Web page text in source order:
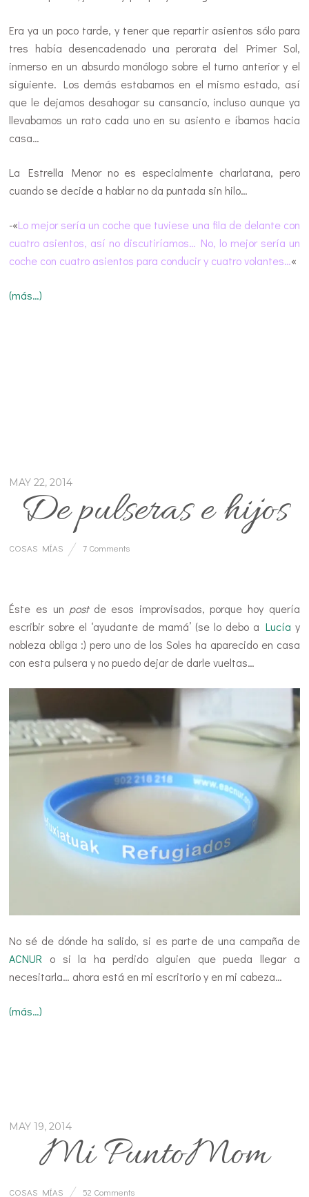
Era ya un poco tarde, y tener que repartir asientos sólo para
tres había desencadenado una perorata del Primer Sol,
inmerso en un absurdo monólogo sobre el turno anterior y el
siguiente. Los demás estabamos en el mismo estado, así
que le dejamos desahogar su cansancio, incluso aunque ya
llevabamos un rato cada uno en su asiento e íbamos hacia
casa…
La Estrella Menor no es especialmente charlatana, pero
cuando se decide a hablar no da puntada sin hilo…
-«Lo mejor sería un coche que tuviese una fila de delante con
cuatro asientos, así no discutiríamos… No, lo mejor sería un
coche con cuatro asientos para conducir y cuatro volantes…«
(más…)
MAY 22, 2014
De pulseras e hijos
COSAS MÍAS 7 Comments
Éste es un postde esos improvisados, porque hoy quería
escribir sobre el ‘ayudante de mamá’ (se lo debo a Lucía y
nobleza obliga :) pero uno de los Soles ha aparecido en casa
con esta pulsera y no puedo dejar de darle vueltas…
No sé de dónde ha salido, si es parte de una campaña de
ACNUR o si la ha perdido alguien que pueda llegar a
necesitarla… ahora está en mi escritorio y en mi cabeza…
(más…)
MAY 19, 2014
Mi PuntoMom
COSAS MÍAS 52 Comments